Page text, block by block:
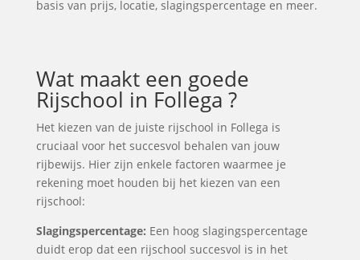
basis van prijs, locatie, slagingspercentage en meer.
Wat maakt een goede
Rijschool in Follega ?
Het kiezen van de juiste rijschool in Follega is
cruciaal voor het succesvol behalen van jouw
rijbewijs. Hier zijn enkele factoren waarmee je
rekening moet houden bij het kiezen van een
rijschool:
Slagingspercentage: Een hoog slagingspercentage
duidt erop dat een rijschool succesvol is in het